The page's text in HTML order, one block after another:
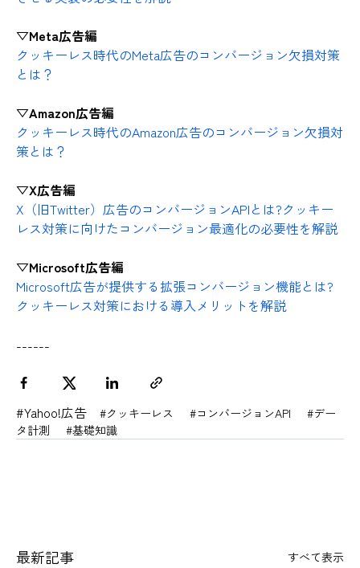
▽Meta広告編
クッキーレス時代のMeta広告のコンバージョン欠損対策
とは？
▽Amazon広告編
クッキーレス時代のAmazon広告のコンバージョン欠損対
策とは？
▽X広告編
X（旧Twitter）広告のコンバージョンAPIとは?クッキー
レス対策に向けたコンバージョン最適化の必要性を解説
▽Microsoft広告編
Microsoft広告が提供する拡張コンバージョン機能とは?
クッキーレス対策における導入メリットを解説
------
#Yahoo!広告 #クッキーレス #コンバージョンAPI
#デー
タ計測
#基礎知識
最新記事 すべて表示